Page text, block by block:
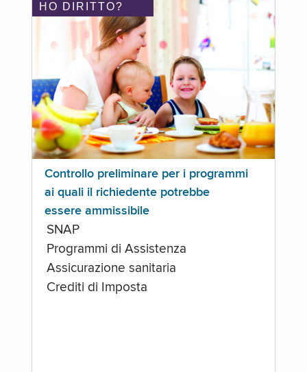
HO DIRITTO?
Controllo preliminare per i programmi
ai quali il richiedente potrebbe
essere ammissibile
SNAP
Programmi di Assistenza
Assicurazione sanitaria
Crediti di Imposta